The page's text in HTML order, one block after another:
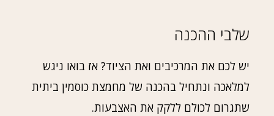
שלבי ההכנה
יש לכם את המרכיבים ואת הציוד? אז בואו ניגש
למלאכה ונתחיל בהכנה של מחמצת כוסמין ביתית
שתגרום לכולם ללקק את האצבעות.